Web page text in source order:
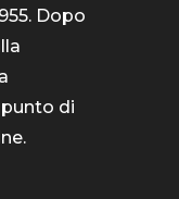
Dopo
di
.